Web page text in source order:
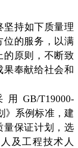
坚持如下质量理
位的服务，以满
的原则，不断致
果奉献给社会和
GB/T19000-
》系例标准，建
量保证计划，选
及工程技术人